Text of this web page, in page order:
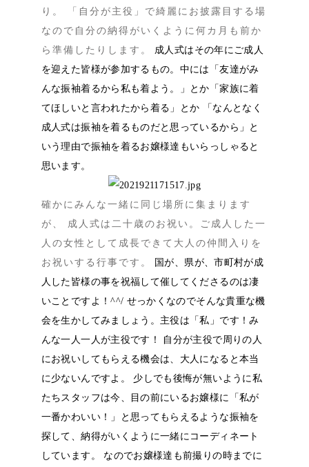
り。 「自分が主役」で綺麗にお披露目する場
なので自分の納得がいくように何カ月も前か
ら準備したりします。
成人式はその年にご成人
を迎えた皆様が参加するもの。中には「友達がみ
んな振袖着るから私も着よう。」とか「家族に着
てほしいと言われたから着る」とか 「なんとなく
成人式は振袖を着るものだと思っているから」と
いう理由で振袖を着るお嬢様達もいらっしゃると
思います。
確かにみんな一緒に同じ場所に集まります
が、 成人式は二十歳のお祝い。ご成人した一
人の女性として成長できて大人の仲間入りを
お祝いする行事です。
国が、県が、市町村が成
人した皆様の事を祝福して催してくださるのは凄
いことですよ！^^/ せっかくなのでそんな貴重な機
会を生かしてみましょう。主役は「私」です！み
んな一人一人が主役です！ 自分が主役で周りの人
にお祝いしてもらえる機会は、大人になると本当
に少ないんですよ。 少しでも後悔が無いように私
たちスタッフは今、目の前にいるお嬢様に「私が
一番かわいい！」と思ってもらえるような振袖を
探して、納得がいくように一緒にコーディネート
しています。 なのでお嬢様達も前撮りの時までに